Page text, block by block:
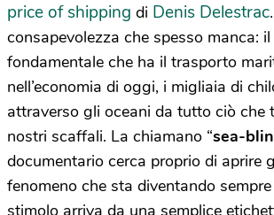
price of shipping di Denis Delestrac
consapevolezza che spesso manca:
fondamentale che ha il trasporto
nell’economia di oggi, i migliaia di
attraverso gli oceani da tutto ciò che
nostri scaffali. La chiamano “sea-
documentario cerca proprio di aprire
fenomeno che sta diventando
stimolo arriva da una semplice